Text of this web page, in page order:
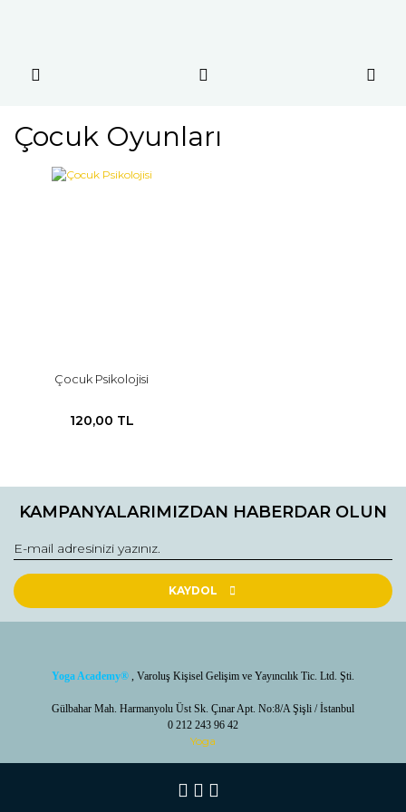
Çocuk Oyunları
Çocuk Psikolojisi
120,00 TL
KAMPANYALARIMIZDAN HABERDAR OLUN
KAYDOL
Yoga Academy® , Varoluş Kişisel Gelişim ve Yayıncılık Tic. Ltd. Şti.
Gülbahar Mah. Harmanyolu Üst Sk. Çınar Apt. No:8/A Şişli / İstanbul
0 212 243 96 42
Yoga